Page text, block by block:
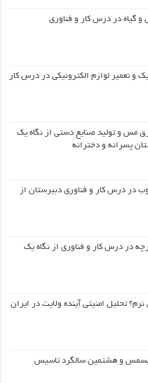
گیاه در درس کار و فناوری
و تعمیر لوازم الکترونیکی در درس کار
مس و تولید صنایع دستی از نگاه یک
پسرانه و دخترانه
در درس کار و فناوری دبیرستان از
در درس کار و فناوری از نگاه یک
تحلیل امنیتی آینده ولایت در ایران
و هشتمین سالگرد تاسیس